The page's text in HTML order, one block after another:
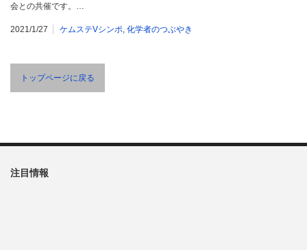
会との共催です。…
2021/1/27 ケムステVシンポ 化学者のつぶやき
トップページに戻る
注目情報